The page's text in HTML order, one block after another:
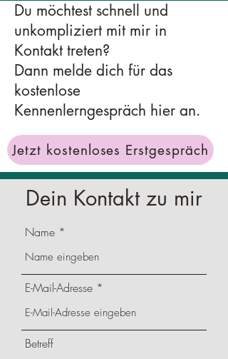
Du möchtest schnell und
unkompliziert mit mir in
Kontakt treten?
Dann melde dich für das
kostenlose
Kennenlerngespräch hier an.
Jetzt kostenloses Erstgespräch
Dein Kontakt zu mir
Name
E-Mail-Adresse
Betreff